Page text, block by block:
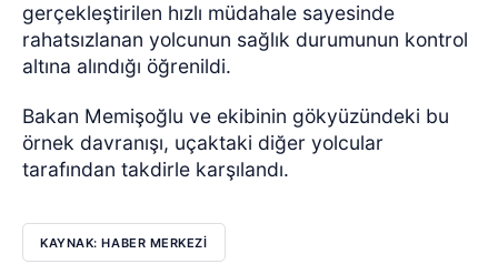
gerçekleştirilen hızlı müdahale sayesinde
rahatsızlanan yolcunun sağlık durumunun kontrol
altına alındığı öğrenildi.
Bakan Memişoğlu ve ekibinin gökyüzündeki bu
örnek davranışı, uçaktaki diğer yolcular
tarafından takdirle karşılandı.
KAYNAK: HABER MERKEZI